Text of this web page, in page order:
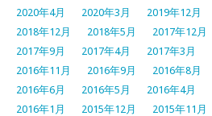
2020年4月
2020年3月 2019年12月
2018年12月
2018年5月 2017年12月
2017年9月
2017年4月 2017年3月
2016年11月
2016年9月 2016年8月
2016年6月
2016年5月 2016年4月
2016年1月
2015年12月 2015年11月